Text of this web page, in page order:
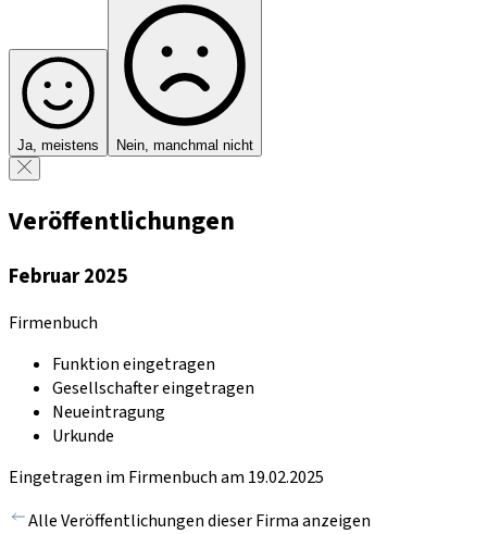
Ja, meistens Nein, manchmal nicht
Veröffentlichungen
Februar 2025
Firmenbuch
Funktion eingetragen
Gesellschafter eingetragen
Neueintragung
Urkunde
Eingetragen im Firmenbuch am 19.02.2025
Alle Veröffentlichungen dieser Firma anzeigen